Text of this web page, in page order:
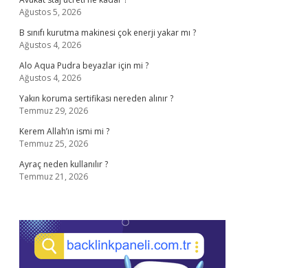
Ağustos 5, 2026
B sınıfı kurutma makinesi çok enerji yakar mı ?
Ağustos 4, 2026
Alo Aqua Pudra beyazlar için mi ?
Ağustos 4, 2026
Yakın koruma sertifikası nereden alınır ?
Temmuz 29, 2026
Kerem Allah’ın ismi mi ?
Temmuz 25, 2026
Ayraç neden kullanılır ?
Temmuz 21, 2026